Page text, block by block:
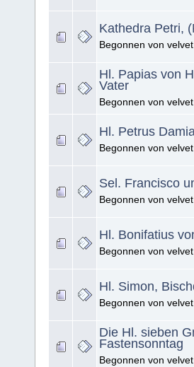
Kathedra Petri,
Begonnen von velvet
Hl. Papias von
Vater
Begonnen von velvet
Hl. Petrus
Begonnen von velvet
Sel. Francisco
Begonnen von velvet
Hl. Bonifatius
Begonnen von velvet
Hl. Simon,
Begonnen von velvet
Die Hl. sieben
Fastensonntag
Begonnen von velvet